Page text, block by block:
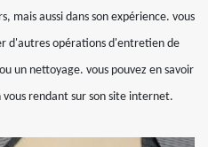
mais aussi dans son expérience. vous
d'autres opérations d'entretien de
un nettoyage. vous pouvez en savoir
rendant sur son site internet.